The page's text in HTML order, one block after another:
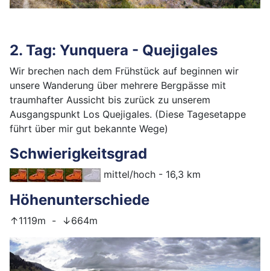
2. Tag: Yunquera - Quejigales
Wir brechen nach dem Frühstück auf beginnen wir
unsere Wanderung über mehrere Bergpässe mit
traumhafter Aussicht bis zurück zu unserem
Ausgangspunkt Los Quejigales. (Diese Tagesetappe
führt über mir gut bekannte Wege)
Schwierigkeitsgrad
mittel/hoch - 16,3 km
Höhenunterschiede
↑1119m - ↓664m